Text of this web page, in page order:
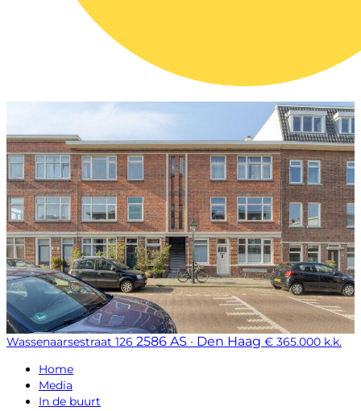
Wassenaarsestraat 126 2586 AS · Den Haag € 365.000 k.k.
Home
Media
In de buurt